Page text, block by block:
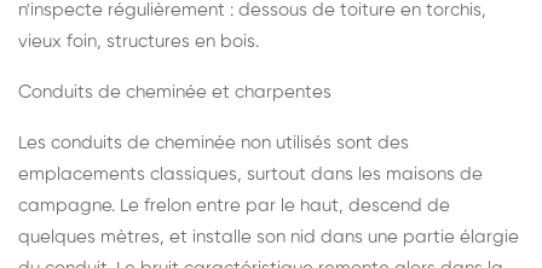
n'inspecte régulièrement : dessous de toiture en torchis,
vieux foin, structures en bois.
Conduits de cheminée et charpentes
Les conduits de cheminée non utilisés sont des
emplacements classiques, surtout dans les maisons de
campagne. Le frelon entre par le haut, descend de
quelques mètres, et installe son nid dans une partie élargie